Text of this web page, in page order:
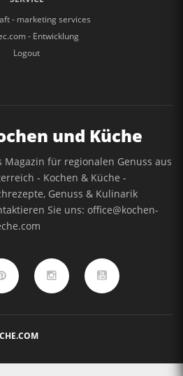
- marketing services
- Entwicklung
Logout
und Küche
Magazin für regionalen Genuss aus
- Kochen & Küche -
Genuss & Kulinarik
Sie uns:office@kochen-